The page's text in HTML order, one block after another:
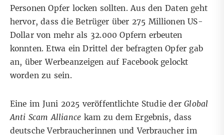
Personen Opfer locken sollten. Aus den Daten geht
hervor, dass die Betrüger über 275 Millionen US-
Dollar von mehr als 32.000 Opfern erbeuten
konnten. Etwa ein Drittel der befragten Opfer gab
an, über Werbeanzeigen auf Facebook gelockt
worden zu sein.
Eine im Juni 2025 veröffentlichte Studie derGlobal
Anti Scam Alliancekam zu dem Ergebnis, dass
deutsche Verbraucherinnen und Verbraucher im